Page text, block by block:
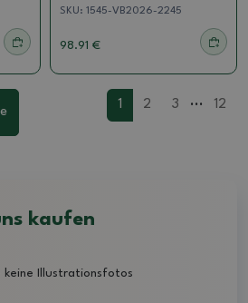
SKU: 1545-VB2026-2245
98.91 €
1 2 3 ... 12
kaufen
Illustrationsfotos